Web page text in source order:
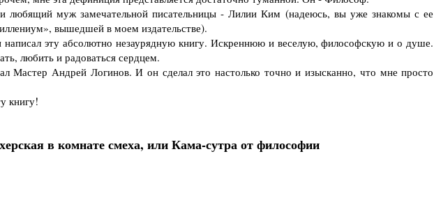
муж замечательной писательницы - Лилии Ким (надеюсь, вы уже знакомы с ее
вышедшей в моем издательстве).
эту абсолютно незаурядную книгу. Искреннюю и веселую, философскую и о душе.
любить и радоваться сердцем.
Мастер Андрей Логинов. И он сделал это настолько точно и изысканно, что мне просто
книгу!
в комнате смеха, или Кама-сутра от философии